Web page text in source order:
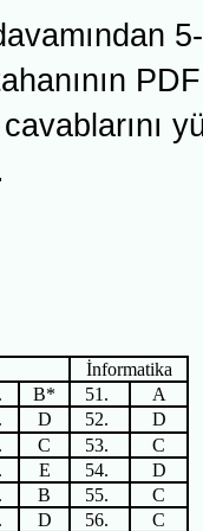
İnformatika
B* 51.
A
D 52.
D
C 53.
C
E 54.
D
B 55.
C
D 56.
C